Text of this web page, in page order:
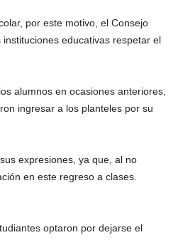
por este motivo, el Consejo
educativas respetar el
alumnos en ocasiones anteriores,
ingresar a los planteles por su
expresiones, ya que, al no
en este regreso a clases.
optaron por dejarse el